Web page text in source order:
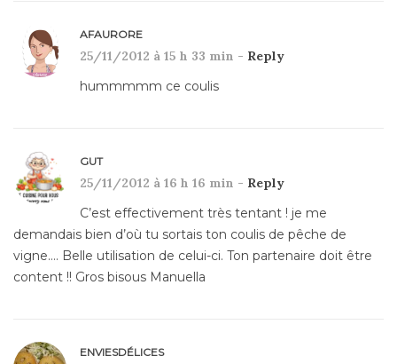
AFAURORE
25/11/2012 à 15 h 33 min - Reply
hummmmm ce coulis
GUT
25/11/2012 à 16 h 16 min - Reply
C’est effectivement très tentant ! je me
demandais bien d’où tu sortais ton coulis de pêche de
vigne…. Belle utilisation de celui-ci. Ton partenaire doit être
content !! Gros bisous Manuella
ENVIESDÉLICES